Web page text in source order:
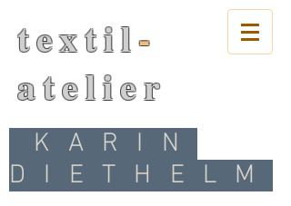
textil-
atelier
KARIN
DIETHELM